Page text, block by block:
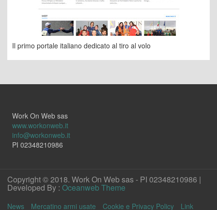
Il primo portale italiano dedicato al tiro al volo
Work On Web sas
www.workonweb.it
info@workonweb.it
PI 02348210986
Copyright © 2018. Work On Web sas - PI 02348210986 |
Developed By : Oceanweb Theme
News Mercatino armi usate Cookie e Privacy Policy Link